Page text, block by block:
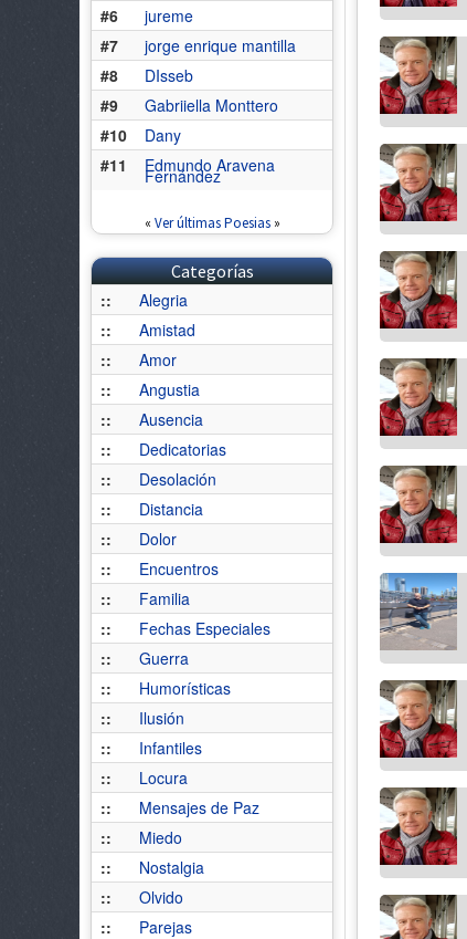
#6
jureme
#7
jorge enrique mantilla
#8
DIsseb
#9
Gabriiella Monttero
#10
Dany
#11
Edmundo Aravena
Fernández
« Ver últimas Poesias»
Categorías
::
Alegria
::
Amistad
::
Amor
::
Angustia
::
Ausencia
::
Dedicatorias
::
Desolación
::
Distancia
::
Dolor
::
Encuentros
::
Familia
::
Fechas Especiales
::
Guerra
::
Humorísticas
::
Ilusión
::
Infantiles
::
Locura
::
Mensajes de Paz
::
Miedo
::
Nostalgia
::
Olvido
::
Parejas